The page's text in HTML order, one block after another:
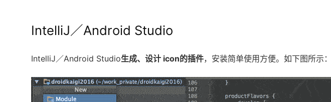
IntelliJ／Android Studio
IntelliJ／Android Studio生成、设计 icon的插件，安装简单使用方便。如下图所示：